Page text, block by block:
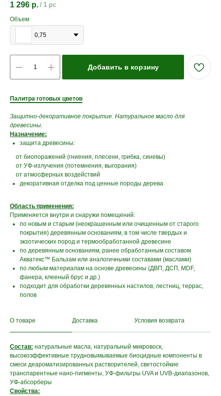
1 296 р. / 1 pc
Объем
0,75
Добавить в корзину
Палитра готовых цветов
Защитно-декоративное покрытие. Натуральное масло для
древесины.
Назначение:
защита древесины:
от биопоражений (гниения, плесени, грибка, синевы)
от УФ-излучения (потемнения, выгорания)
от атмосферных воздействий
декоративная отделка под ценные породы дерева
Область применения:
Применяется внутри и снаружи помещений:
по новым и старым (неокрашенным или очищенным от старого
покрытия) деревянным основаниям, в том числе твердых и
экзотических пород и термообработанной древесине
по деревянным основаниям, ранее обработанным составом
Акватекс™ Бальзам или аналогичными составами (маслами)
по любым материалам на основе древесины (ДВП, ДСП, MDF,
фанера, клееный брус и др.)
подходит для обработки деревянных настилов, лестниц, террас,
полов
О товаре Доставка Условия возврата
Состав: натуральные масла, натуральный микровоск,
высокоэффективные трудновымываемые биоцидные компоненты в
смеси деароматизированных растворителей, светостойкие
транспарентные нано-пигменты, УФ-фильтры UVA и UVB-диапазонов,
УФ-абсорберы
Свойства: